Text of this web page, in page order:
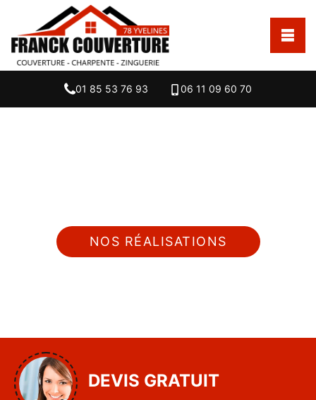
01 85 53 76 93 06 11 09 60 70
NOS RÉALISATIONS
DEVIS GRATUIT